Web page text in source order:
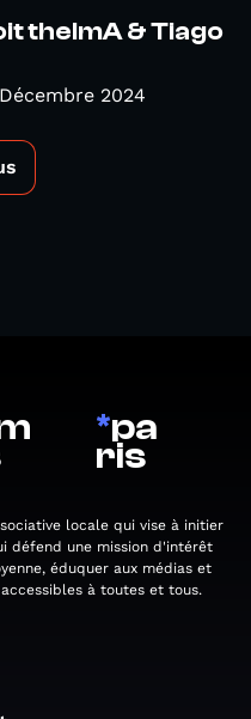
thelmA & Tiago
2024
*pa
ris
locale qui vise à initier
défend une mission d'intérêt
éduquer aux médias et
à toutes et tous.